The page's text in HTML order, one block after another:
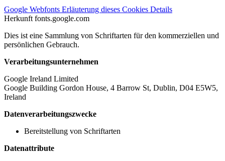
Google Webfonts Erläuterung dieses Cookies Details
Herkunft fonts.google.com
Dies ist eine Sammlung von Schriftarten für den kommerziellen und
persönlichen Gebrauch.
Verarbeitungsunternehmen
Google Ireland Limited
Google Building Gordon House, 4 Barrow St, Dublin, D04 E5W5,
Ireland
Datenverarbeitungszwecke
Bereitstellung von Schriftarten
Datenattribute